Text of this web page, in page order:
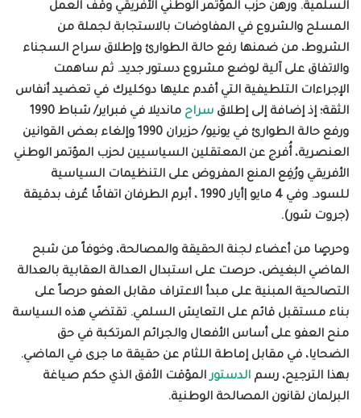
السلمية. ورهن حزب المؤتمر الوطني الأفريقي وقف العمل
المسلح والشروع في المفاوضات بالاستجابة لجملة من
الشروط، من ضمنها رفع حالة الطوارئ وإطلاق سراح السجناء
والاتفاق على آلية لوضع مشروع دستور جديد. ثم ساهمت
الإجراءات التلطيفية التي أقدم عليها دوكليرك في تعضيد أنفاس
الثقة؛ إذ إضافة إلى إطلاق سراح مانديلا في فبراير/ شباط 1990
ورفع حالة الطوارئ في يونيو/ حزيران 1990 وإلغاء بعض القوانين
العنصرية، أُفرج عن المعتقلين السياسيين لحزب المؤتمر الوطني
الأفريقي ورُفِع المنع المفروض على التنظيمات السياسية
للسود. وفي
مايو |أيار 1990 ، أبرم الطرفان اتفاقًا عُرف بدقيقة
(جروت شور).
وحرصٍا من أعضاء لجنة الحقيقة والمصالحة، وخوفاً من شبح
الماضي البغيض، حرصت على استبدال العدالة العقابية بالعدالة
التصالحية المبنية على مبدأ الاعتراف مقابل العفو حرصاً على
بناء مستقبل قائم على التعايش السلمي. تقتضي هذه السياسة
منح العفو على أساس الأفعال والجرائم المرتكبة في حق
الضحايا، في مقابل إماطة اللثام عن حقيقة ما جرى في الماضي.
بهذا الترجيح، رسم الدستورالمؤقت الأفق الذي حكم صياغة
البرلمان لقانون المصالحة الوطنية.